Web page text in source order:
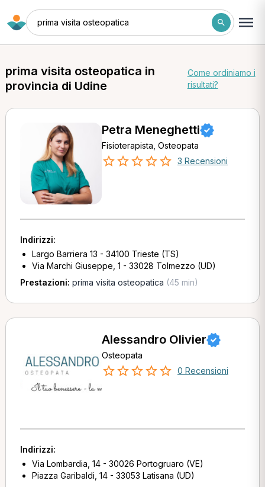
prima visita osteopatica
prima visita osteopatica in
provincia di Udine
Come ordiniamo i
risultati?
Petra Meneghetti
Fisioterapista, Osteopata
3 Recensioni
Indirizzi:
Largo Barriera 13 - 34100 Trieste (TS)
Via Marchi Giuseppe, 1 - 33028 Tolmezzo (UD)
Prestazioni: prima visita osteopatica (45 min)
Alessandro Olivier
Osteopata
0 Recensioni
Indirizzi:
Via Lombardia, 14 - 30026 Portogruaro (VE)
Piazza Garibaldi, 14 - 33053 Latisana (UD)